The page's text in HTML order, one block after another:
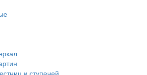
и ступеней